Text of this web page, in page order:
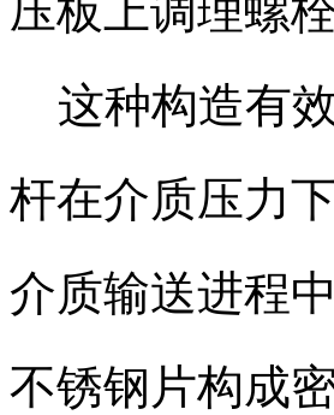
压板上调理螺
这种构造有
杆在介质压力
介质输送进程
不锈钢片构成